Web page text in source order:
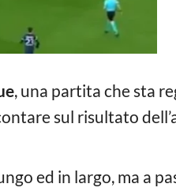
, una partita che sta
sul risultato
ed in largo, ma a